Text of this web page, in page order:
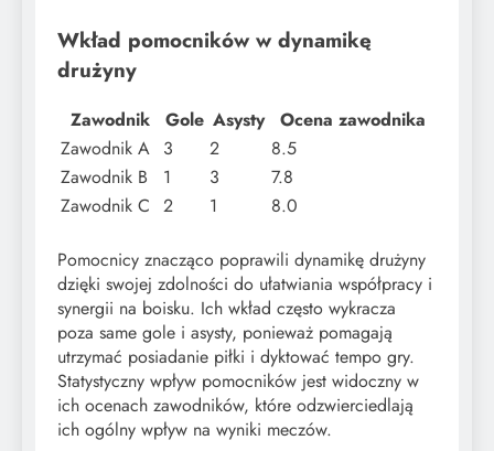
Wkład pomocników w dynamikę
drużyny
Zawodnik Gole Asysty
Ocena zawodnika
Zawodnik A 3 2
8.5
Zawodnik B
1 3
7.8
Zawodnik C 2 1 8.0
Pomocnicy znacząco poprawili dynamikę drużyny
dzięki swojej zdolności do ułatwiania współpracy i
synergii na boisku. Ich wkład często wykracza
poza same gole i asysty, ponieważ pomagają
utrzymać posiadanie piłki i dyktować tempo gry.
Statystyczny wpływ pomocników jest widoczny w
ich ocenach zawodników, które odzwierciedlają
ich ogólny wpływ na wyniki meczów.